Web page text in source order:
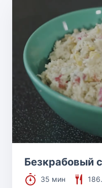
Безкрабовый
35 мин